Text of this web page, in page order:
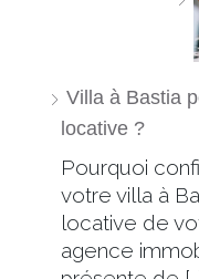
Villa à Bastia
locative ?
Pourquoi
votre villa à
locative de
agence